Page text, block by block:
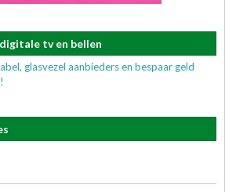
tv en bellen
glasvezel aanbieders en bespaar geld